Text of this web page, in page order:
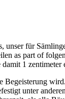
unser für
as part of
1 zentimeter
unter